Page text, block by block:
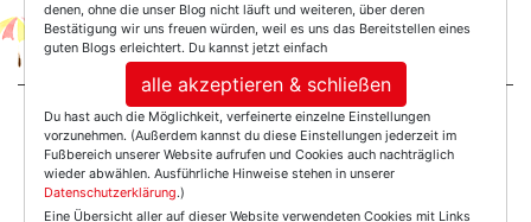
For Women. Not Girls.
Einträge mit dem
denen, ohne die unser Blog nicht läuft und weiteren, über deren
Bestätigung wir uns freuen würden, weil es uns das Bereitstellen eines
guten Blogs erleichtert. Du kannst jetzt einfach
alle akzeptieren & schließen
Du hast auch die Möglichkeit, verfeinerte einzelne Einstellungen
vorzunehmen. (Außerdem kannst du diese Einstellungen jederzeit im
Fußbereich unserer Website aufrufen und Cookies auch nachträglich
wieder abwählen. Ausführliche Hinweise stehen in unserer
Datenschutzerklärung.)
Eine Übersicht aller auf dieser Website verwendeten Cookies mit Links